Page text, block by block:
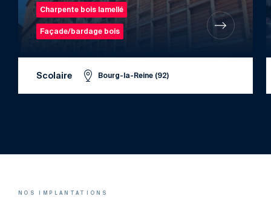
Charpente bois lamellé
Façade/bardage bois
Scolaire Bourg-la-Reine (92)
NOS IMPLANTATIONS